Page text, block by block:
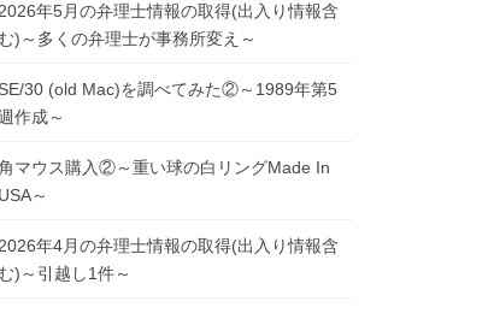
2026年5月の弁理士情報の取得(出入り情報含
)～多くの弁理士が事務所変え～
SE/30 (old Mac)を調べてみた②～1989年第5
作成～
マウス購入②～重い球の白リングMade In
USA～
2026年4月の弁理士情報の取得(出入り情報含
)～引越し1件～